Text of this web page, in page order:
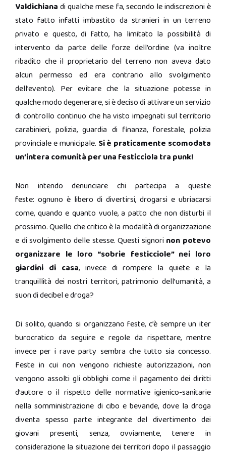
Valdichiana di qualche mese fa, secondo le indiscrezioni è
stato fatto infatti imbastito da stranieri in un terreno
privato e questo, di fatto, ha limitato la possibilità di
intervento da parte delle forze dell’ordine (va inoltre
ribadito che il proprietario del terreno non aveva dato
alcun permesso ed era contrario allo svolgimento
dell’evento). Per evitare che la situazione potesse in
qualche modo degenerare, si è deciso di attivare un servizio
di controllo continuo che ha visto impegnati sul territorio
carabinieri, polizia, guardia di finanza, forestale, polizia
provinciale e municipale. Si è praticamente scomodata
un’intera comunità per una festicciola tra punk!
Non intendo denunciare chi partecipa a queste
feste: ognuno è libero di divertirsi, drogarsi e ubriacarsi
come, quando e quanto vuole, a patto che non disturbi il
prossimo. Quello che critico è la modalità di organizzazione
e di svolgimento delle stesse. Questi signori non potevo
organizzare le loro “sobrie festicciole” nei loro
giardini di casa, invece di rompere la quiete e la
tranquillità dei nostri territori, patrimonio dell’umanità, a
suon di decibel e droga?
Di solito, quando si organizzano feste, c’è sempre un iter
burocratico da seguire e regole da rispettare, mentre
invece per i rave party sembra che tutto sia concesso.
Feste in cui non vengono richieste autorizzazioni, non
vengono assolti gli obblighi come il pagamento dei diritti
d’autore o il rispetto delle normative igienico-sanitarie
nella somministrazione di cibo e bevande, dove la droga
diventa spesso parte integrante del divertimento dei
giovani presenti, senza, ovviamente, tenere in
considerazione la situazione dei territori dopo il passaggio